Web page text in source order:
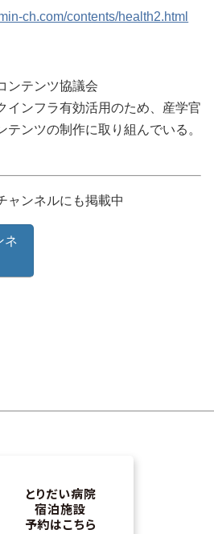
ch.com/contents/health2.html
ンテンツ協議会
インフラ有効活用のため、産学官
テンツの制作に取り組んでいる。
ャンネルにも掲載中
ネ
とりだい病院
宿泊施設
予約はこちら